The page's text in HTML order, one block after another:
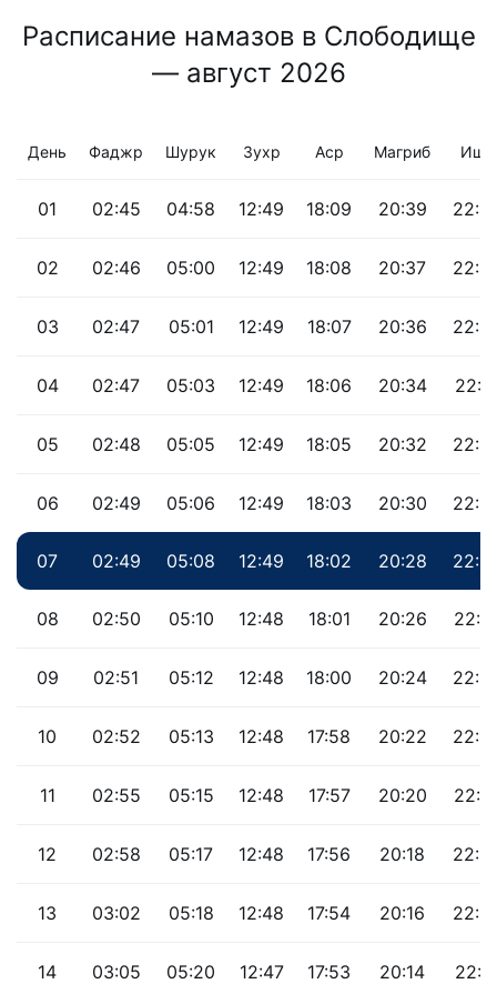
Расписание намазов в Слободище
— август 2026
День Фаджр Шурук Зухр Аср Магриб Иша
01 02:45 04:58 12:49 18:09 20:39
02 02:46 05:00 12:49 18:08 20:37
03 02:47 05:01 12:49 18:07 20:36
04 02:47 05:03 12:49 18:06 20:34
05 02:48 05:05 12:49 18:05 20:32
06 02:49 05:06 12:49 18:03 20:30
07 02:49 05:08 12:49 18:02 20:28
08 02:50 05:10 12:48 18:01 20:26
09 02:51 05:12 12:48 18:00 20:24
10 02:52 05:13 12:48 17:58 20:22
11 02:55 05:15 12:48 17:57 20:20
12 02:58 05:17 12:48 17:56 20:18
13 03:02 05:18 12:48 17:54 20:16
14 03:05 05:20 12:47 17:53 20:14